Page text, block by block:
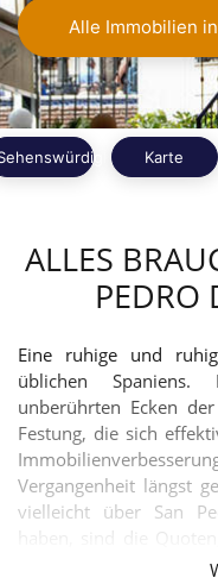
Alle Immobilien in
Karte
ALLES
PEDRO
Eine ruhige und
üblichen
unberührten Ecken
Festung, die sich
Vergangenheit längst
vielleicht über San
haben, sind die
gut bedeutet, wird